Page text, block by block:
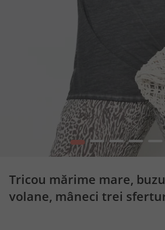
1 2 3 4
Tricou mărime mare,
volane, mâneci trei